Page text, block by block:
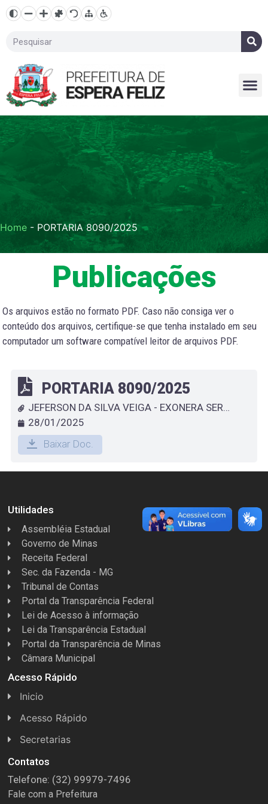
Home - PORTARIA 8090/2025
Publicações
Os arquivos estão no formato PDF. Caso não consiga ver o
conteúdo dos arquivos, certifique-se que tenha instalado em seu
computador um software compatível leitor de arquivos PDF.
PORTARIA 8090/2025
JEFERSON DA SILVA VEIGA - EXONERA SERVIDOR QUE ESPECIFICA
28/01/2025
Baixar Doc.
Utilidades
Assembléia Estadual
Governo de Minas
Receita Federal
Sec. da Fazenda - MG
Tribunal de Contas
Portal da Transparência Federal
Lei de Acesso à informação
Lei da Transparência Estadual
Portal da Transparência de Minas
Câmara Municipal
Acesso Rápido
Inicio
Acesso Rápido
Concursos
Conselhos
Espera Feliz Antigamente
Secretarias
Licitações
Secretaria de Esportes
Contatos
Telefone: (32) 99979-7496
Fale com a Prefeitura